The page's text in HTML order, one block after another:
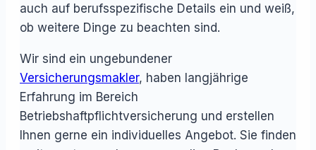
auch auf berufsspezifische Details ein und weiß,
ob weitere Dinge zu beachten sind.
Wir sind ein ungebundener
Versicherungsmakler, haben langjährige
Erfahrung im Bereich
Betriebshaftpflichtversicherung und erstellen
Ihnen gerne ein individuelles Angebot. Sie finden